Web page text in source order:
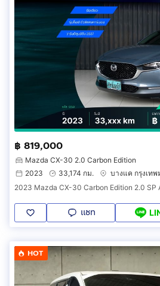
฿ 819,000
Mazda CX-30 2.0 Carbon Edition
2023
33,174 กม.
บางแค กรุงเท
แชท
HOT